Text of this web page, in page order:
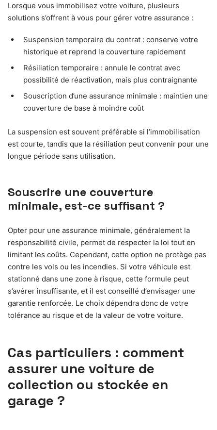
Lorsque vous immobilisez votre voiture, plusieurs
solutions s’offrent à vous pour gérer votre assurance :
Suspension temporaire du contrat : conserve votre
historique et reprend la couverture rapidement
Résiliation temporaire : annule le contrat avec
possibilité de réactivation, mais plus contraignante
Souscription d’une assurance minimale : maintien une
couverture de base à moindre coût
La suspension est souvent préférable si l’immobilisation
est courte, tandis que la résiliation peut convenir pour une
longue période sans utilisation.
Souscrire une couverture
minimale, est-ce suffisant ?
Opter pour une assurance minimale, généralement la
responsabilité civile, permet de respecter la loi tout en
limitant les coûts. Cependant, cette option ne protège pas
contre les vols ou les incendies. Si votre véhicule est
stationné dans une zone à risque, cette formule peut
s’avérer insuffisante, et il est conseillé d’envisager une
garantie renforcée. Le choix dépendra donc de votre
tolérance au risque et de la valeur de votre voiture.
Cas particuliers : comment
assurer une voiture de
collection ou stockée en
garage ?